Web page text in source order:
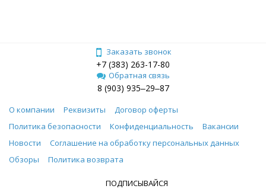
Заказать звонок
+7 (383) 263-17-80
Обратная связь
8 (903) 935‒29‒87
О компании Реквизиты
Договор оферты
Политика безопасности
Конфиденциальность
Вакансии
Новости
Соглашение на обработку персональных данных
Обзоры
Политика возврата
ПОДПИСЫВАЙСЯ